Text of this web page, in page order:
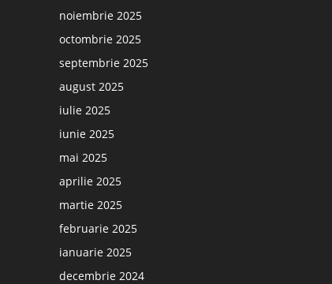
noiembrie 2025
octombrie 2025
septembrie 2025
august 2025
iulie 2025
iunie 2025
mai 2025
aprilie 2025
martie 2025
februarie 2025
ianuarie 2025
decembrie 2024